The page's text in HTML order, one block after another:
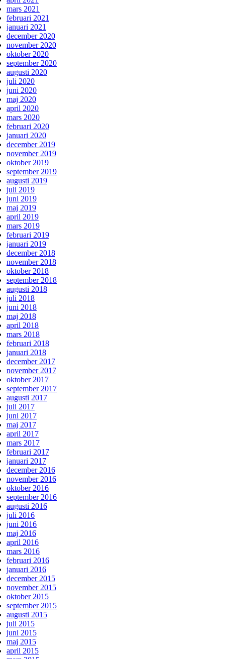
mars 2021
februari 2021
januari 2021
december 2020
november 2020
oktober 2020
september 2020
augusti 2020
juli 2020
juni 2020
maj 2020
april 2020
mars 2020
februari 2020
januari 2020
december 2019
november 2019
oktober 2019
september 2019
augusti 2019
juli 2019
juni 2019
maj 2019
april 2019
mars 2019
februari 2019
januari 2019
december 2018
november 2018
oktober 2018
september 2018
augusti 2018
juli 2018
juni 2018
maj 2018
april 2018
mars 2018
februari 2018
januari 2018
december 2017
november 2017
oktober 2017
september 2017
augusti 2017
juli 2017
juni 2017
maj 2017
april 2017
mars 2017
februari 2017
januari 2017
december 2016
november 2016
oktober 2016
september 2016
augusti 2016
juli 2016
juni 2016
maj 2016
april 2016
mars 2016
februari 2016
januari 2016
december 2015
november 2015
oktober 2015
september 2015
augusti 2015
juli 2015
juni 2015
maj 2015
april 2015